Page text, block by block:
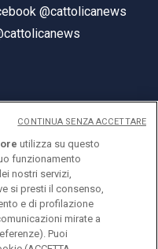
@cattolicanews
utilizza su questo
funzionamento
nostri servizi,
si presti il consenso,
e di profilazione
mirate a
Puoi
CONTINUA SENZA ACCETTARE